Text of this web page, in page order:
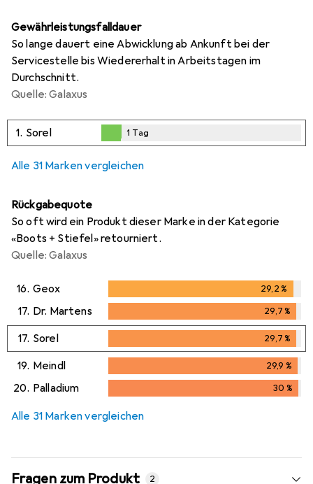
Gewährleistungsfalldauer
So lange dauert eine Abwicklung ab Ankunft bei der
Servicestelle bis Wiedererhalt in Arbeitstagen im
Durchschnitt.
Quelle: Galaxus
1. Sorel
1Tag
1 Tag
Alle 31 Marken vergleichen
Rückgabequote
So oft wird ein Produkt dieser Marke in der Kategorie
«Boots + Stiefel» retourniert.
Quelle: Galaxus
16. Geox 29,2%
29,2%
17. Dr. Martens 29,7%
29,7%
17. Sorel 29,7%
29,7%
19. Meindl 29,9 %
29,9%
20. Palladium 30 %
Alle 31 Marken vergleichen
Fragen zum Produkt 2